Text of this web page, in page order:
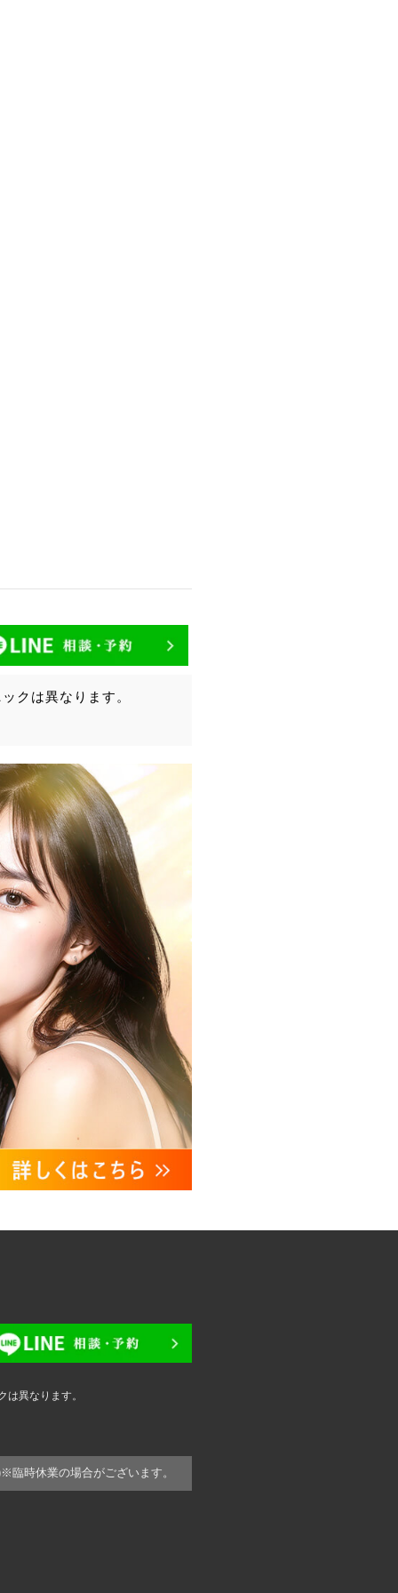
クは異なります。
異なります。
※臨時休業の場合がございます。